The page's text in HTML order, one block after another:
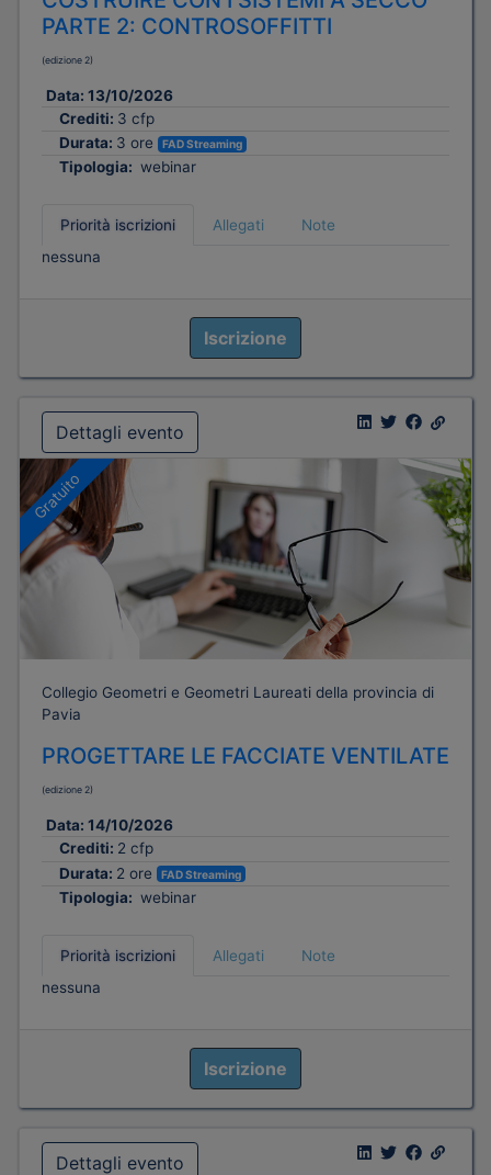
PARTE 2: CONTROSOFFITTI
(edizione 2)
Data: 13/10/2026
Crediti: 3 cfp
Durata: 3 ore FAD Streaming
Tipologia: webinar
Priorità iscrizioni Allegati
Note
nessuna
Iscrizione
Dettagli evento
Gratuito
Collegio Geometri e Geometri Laureati della provincia di
Pavia
PROGETTARE LE FACCIATE VENTILATE
(edizione 2)
Data: 14/10/2026
Crediti: 2 cfp
Durata: 2 ore FAD Streaming
Tipologia: webinar
Priorità iscrizioni Allegati
Note
nessuna
Iscrizione
Dettagli evento